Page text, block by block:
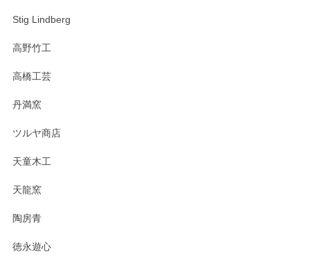
Stig Lindberg
高野竹工
高橋工芸
丹満窯
ツルヤ商店
天童木工
天龍窯
陶房青
徳永遊心